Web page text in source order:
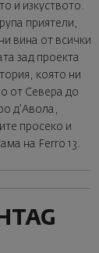
и изкуството.
приятели,
вина от всички
зад проекта
която ни
от Севера до
д'Авола,
просеко и
на Ferro 13.